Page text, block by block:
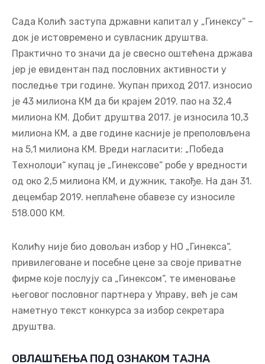
Сада Колић заступа државни капитал у „Гинексу“ –
док је истовремено и сувласник друштва.
Практично то значи да је свесно оштећена држава
јер је евидентан пад пословних активности у
последње три године. Укупан приход 2017. износио
је 43 милиона КМ да би крајем 2019. пао на 32,4
милиона КМ. Добит друштва 2017. је износила 10,3
милиона КМ, а две године касније је преполовљена
на 5,1 милиона КМ. Вреди нагласити: „Победа
Технолоџи“ купац је „Гинексове“ робе у вредности
од око 2,5 милиона КМ, и дужник, такође. На дан 31.
децембар 2019. неплаћене обавезе су износиле
518.000 КМ.
Колићу није био довољан избор у НО „Гинекса“,
привилеговане и посебне цене за своје приватне
фирме које послују са „Гинексом“, те именовање
његовог пословног партнера у Управу, већ је сам
наметнуо текст конкурса за избор секретара
друштва.
ОВЛАШЋЕЊА ПОД ОЗНАКОМ ТАЈНА